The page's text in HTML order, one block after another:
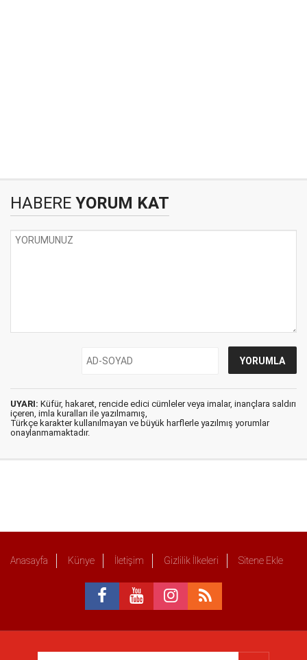
HABERE YORUM KAT
UYARI: Küfür, hakaret, rencide edici cümleler veya imalar, inançlara saldırı
içeren, imla kuralları ile yazılmamış,
Türkçe karakter kullanılmayan ve büyük harflerle yazılmış yorumlar
onaylanmamaktadır.
Anasayfa Künye İletişim Gizlilik İlkeleri Sitene Ekle